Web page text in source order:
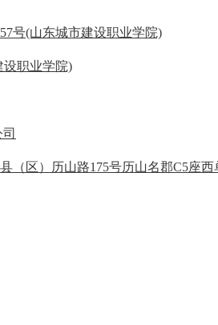
号(山东城市建设职业学院)
设职业学院)
（区）历山路175号历山名郡C5座西